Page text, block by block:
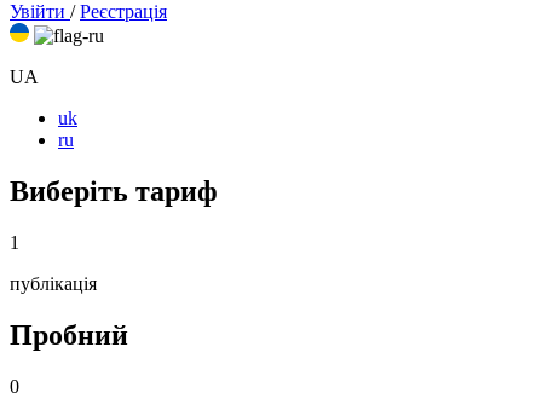
Увійти / Реєстрація
UA
uk
ru
Виберіть тариф
1
публікація
Пробний
0